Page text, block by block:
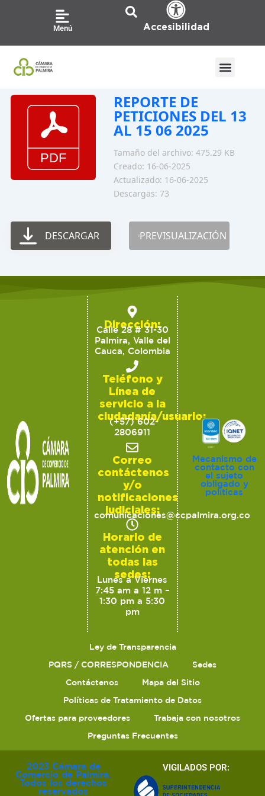
Menú Accesibilidad
REPORTE DE
PETICIONES DEL 13
AL 15 06 2025
Tamaño del archivo: 475.29 KB
Creado: 16-06-2025
Actualizado: 16-06-2025
Descargas: 73
DESCARGAR PREVISUALIZACIÓN
Dirección:
Calle 28 # 31-30
Palmira, Valle del
Cauca, Colombia
Teléfono y
Línea de
servicio a la
ciudadanía/usuario:
(+57) 602-
2806911
Correo
contáctenos
y/o
notificaciones
judiciales:
comunicaciones@ccpalmira.org.co
Horario de
atención en
todas las
sedes:
Lunes a Viernes
7:45 am a 12 m –
1:30 pm a 5:30
pm
Mecanismo de
contacto con
el sujeto
obligado y
políticas
Ley de Transparencia
PQRS / CORRESPONDENCIA
Sedes
Contáctenos
Mapa del Sitio
Políticas de Tratamiento de Datos
Ofertas para proveedores
Trabaja con nosotros
Preguntas Frecuentes
2023 Cámara de
Comercio de Palmira.
Todos los derechos
reservados
VIGILADOS POR: